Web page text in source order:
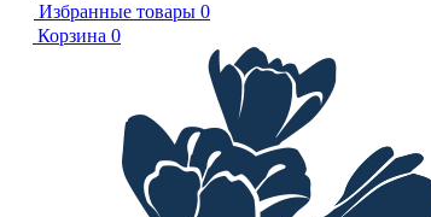
Избранные товары 0
Корзина 0